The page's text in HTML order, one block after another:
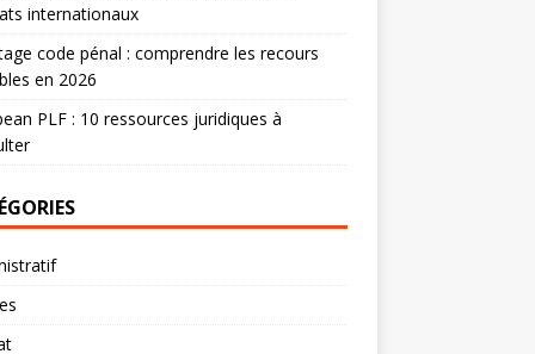
internationaux
code pénal : comprendre les recours
en 2026
PLF : 10 ressources juridiques à